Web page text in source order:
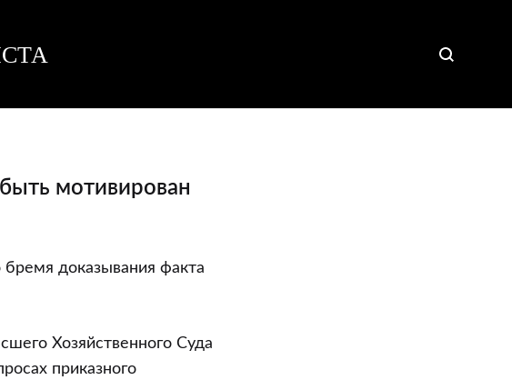
мотивирован
бремя доказывания факта
Хозяйственного Суда
приказного